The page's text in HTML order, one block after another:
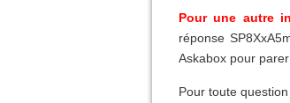
Pour une autre
réponse
Askabox pour
Pour toute